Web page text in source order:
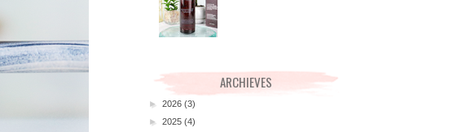
ARCHIEVES
► 2026 (3)
► 2025 (4)